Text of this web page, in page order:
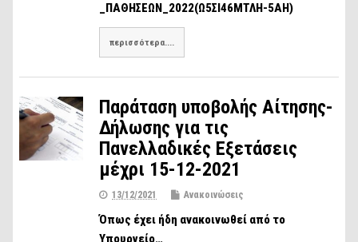
_ΠΑΘΗΣΕΩΝ_2022(Ω5ΣΙ46ΜΤΛΗ-5ΑΗ)
περισσότερα....
Παράταση υποβολής Αίτησης-
Δήλωσης για τις
Πανελλαδικές Εξετάσεις
μέχρι 15-12-2021
13/12/2021 Ανακοινώσεις
Όπως έχει ήδη ανακοινωθεί από το
Υπουργείο…